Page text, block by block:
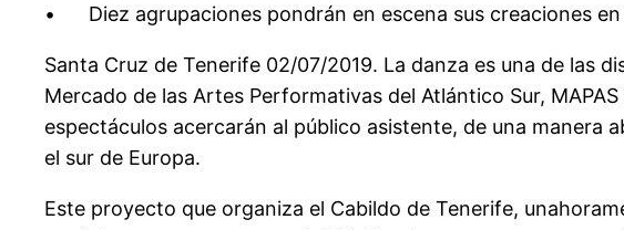
• Diez agrupaciones pondrán en escena sus creaciones
Santa Cruz de Tenerife 02/07/2019. La danza es una de las
Mercado de las Artes Performativas del Atlántico Sur,
espectáculos acercarán al público asistente, de una manera
el sur de Europa.
Este proyecto que organiza el Cabildo de Tenerife,